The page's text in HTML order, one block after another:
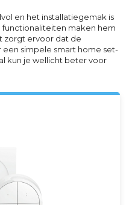
en het installatiegemak is
maken hem
zorgt ervoor dat de
een simpele smart home set-
kun je wellicht beter voor